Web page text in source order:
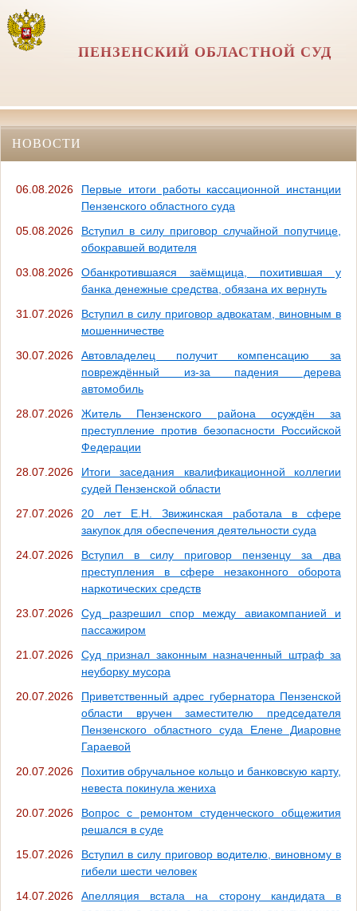
ПЕНЗЕНСКИЙ ОБЛАСТНОЙ СУД
НОВОСТИ
06.08.2026
Первые итоги работы кассационной инстанции
Пензенского областного суда
05.08.2026
Вступил в силу приговор случайной попутчице,
обокравшей водителя
03.08.2026
Обанкротившаяся заёмщица, похитившая у
банка денежные средства, обязана их вернуть
31.07.2026
Вступил в силу приговор адвокатам, виновным в
мошенничестве
30.07.2026
Автовладелец получит компенсацию за
повреждённый из-за падения дерева
автомобиль
28.07.2026
Житель Пензенского района осуждён за
преступление против безопасности Российской
Федерации
28.07.2026
Итоги заседания квалификационной коллегии
судей Пензенской области
27.07.2026
20 лет Е.Н. Звижинская работала в сфере
закупок для обеспечения деятельности суда
24.07.2026
Вступил в силу приговор пензенцу за два
преступления в сфере незаконного оборота
наркотических средств
23.07.2026
Суд разрешил спор между авиакомпанией и
пассажиром
21.07.2026
Суд признал законным назначенный штраф за
неуборку мусора
20.07.2026
Приветственный адрес губернатора Пензенской
области вручен заместителю председателя
Пензенского областного суда Елене Диаровне
Гараевой
20.07.2026
Похитив обручальное кольцо и банковскую карту,
невеста покинула жениха
20.07.2026
Вопрос с ремонтом студенческого общежития
решался в суде
15.07.2026
Вступил в силу приговор водителю, виновному в
гибели шести человек
14.07.2026
Апелляция встала на сторону кандидата в